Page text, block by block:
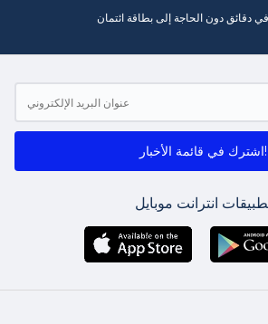
اشترك في قائمة الأخبار!
انترانت موبايل